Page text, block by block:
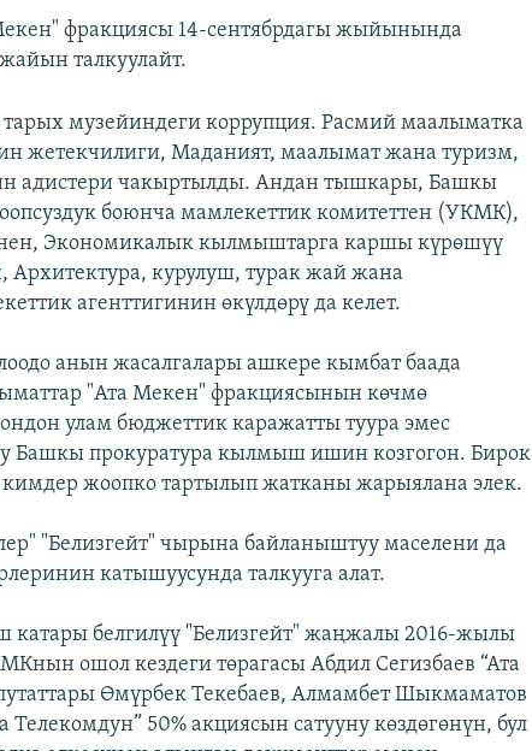
фракциясы 14-сентябрдагы жыйынында
талкуулайт.
музейиндеги коррупция. Расмий маалыматка
жетекчилиги, Маданият, маалымат жана туризм,
адистери чакыртылды. Андан тышкары, Башкы
боюнча мамлекеттик комитеттен (УКМК),
Экономикалык кылмыштарга каршы күрөшүү
курулуш, турак жай жана
агенттигинин өкүлдөрү да келет.
анын жасалгалары ашкере кымбат баада
"Ата Мекен" фракциясынын көчмө
улам бюджеттик каражатты туура эмес
Башкы прокуратура кылмыш ишин козгогон. Бирок
жоопко тартылып жатканы жарыялана элек.
"Белизгейт" чырына байланыштуу маселени да
катышуусунда талкууга алат.
катары белгилүү "Белизгейт" жаңжалы 2016-жылы
ошол кездеги төрагасы Абдил Сегизбаев “Ата
Өмүрбек Текебаев, Алмамбет Шыкмаматов
50% акциясын сатууну көздөгөнүн, бул